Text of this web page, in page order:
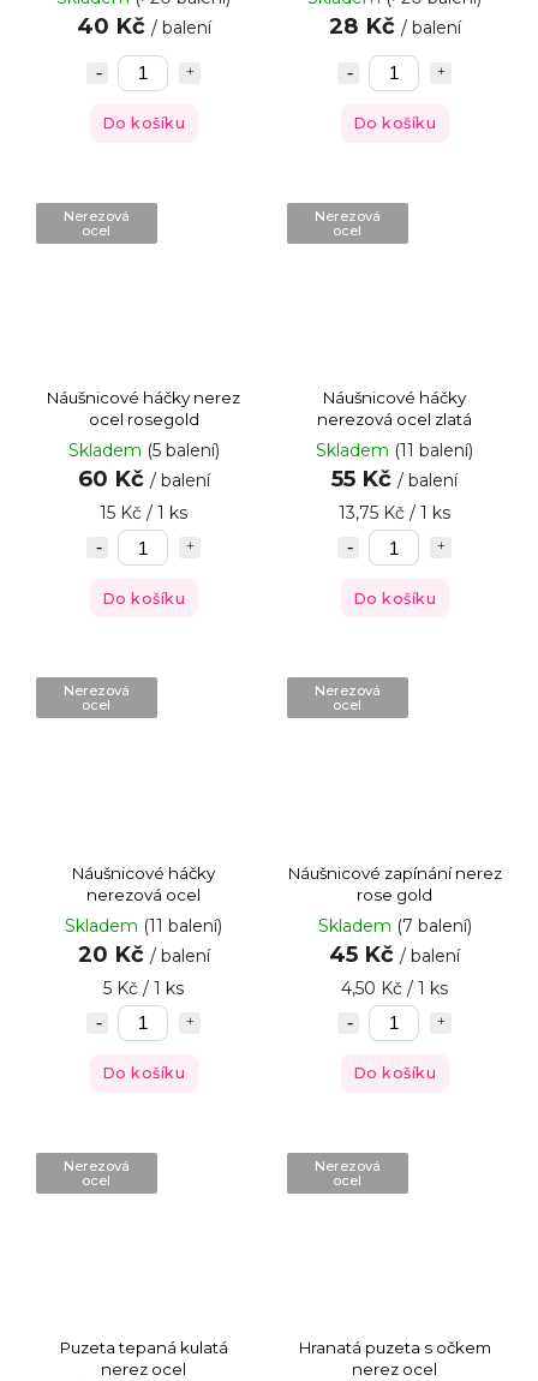
40 Kč / balení
Do košíku
28 Kč / balení
Do košíku
Nerezová
ocel
Náušnicové háčky nerez
ocel rosegold
Skladem (5 balení)
60 Kč / balení
15 Kč / 1 ks
Do košíku
Nerezová
ocel
Náušnicové háčky
nerezová ocel zlatá
Skladem (11 balení)
55 Kč / balení
13,75 Kč / 1 ks
Do košíku
Nerezová
ocel
Náušnicové háčky
nerezová ocel
Skladem (11 balení)
20 Kč / balení
5 Kč / 1 ks
Do košíku
Nerezová
ocel
Náušnicové zapínání nerez
rose gold
Skladem (7 balení)
45 Kč / balení
4,50 Kč / 1 ks
Do košíku
Nerezová
ocel
Puzeta tepaná kulatá
nerez ocel
Nerezová
ocel
Hranatá puzeta s očkem
nerez ocel